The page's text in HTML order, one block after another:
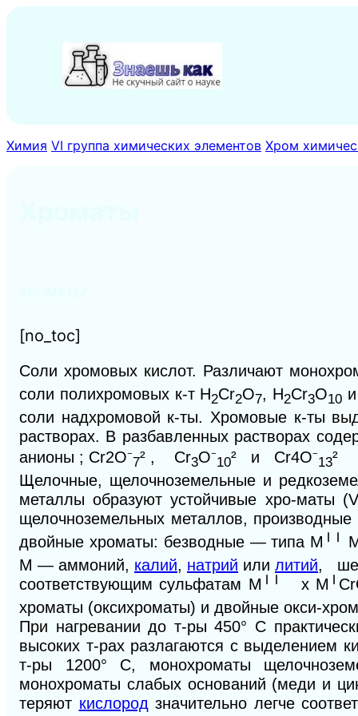
содержимому
Химия VI группа химических элементов Хром
[no_toc]
Соли хромовых кислот. Различают
соли полихромовых к-т Н2Сr2O7, Н2Сr3О10
соли надхромовой к-ты. Хромовые к-ты
растворах. В разбавленных растворах
анионы ; Сr2О⁻7² , Сr3O⁻10² и Сr4O⁻13²
Щелочные, щелочноземельные и
металлы образуют устойчивые хро-маты
щелочноземельных металлов, производные
двойные хроматы: безводные — типа М ╵╵
М — аммоний, калий, натрий или литий,
соответствующим сульфатам М ╵╵ х М ╵
хроматы (оксихроматы) и двойные окси-
При нагревании до т-ры 450° С
высоких т-рах разлагаются с выделением
т-ры 1200° С, монохроматы
монохроматы слабых оснований (меди и
теряют кислородзначительно легче